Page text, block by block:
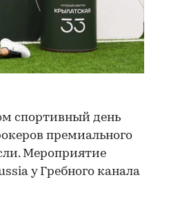
спортивный день
премиального
Мероприятие
у Гребного канала